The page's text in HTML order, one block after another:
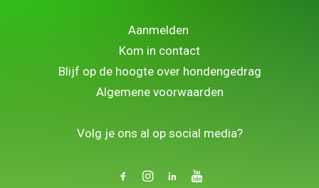
Aanmelden
Kom in contact
Blijf op de hoogte over hondengedrag
Algemene voorwaarden
Volg je ons al op social media?